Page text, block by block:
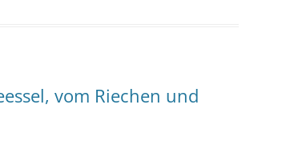
vom Riechen und